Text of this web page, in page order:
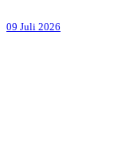
09 Juli 2026